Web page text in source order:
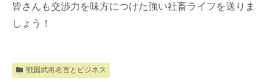
皆さんも交渉力を味方につけた強い社畜ライフを送りま
しょう！
戦国武将名言とビジネス